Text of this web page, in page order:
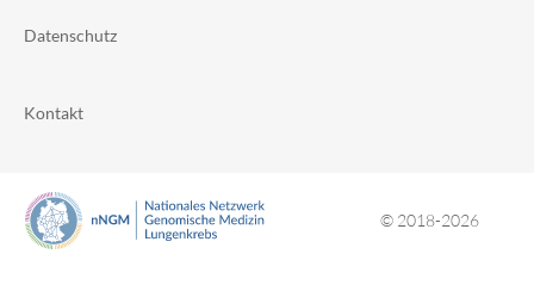
Datenschutz
Kontakt
© 2018-2026